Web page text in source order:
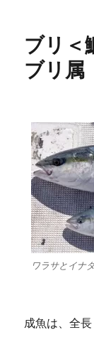
ブリ＜
ブリ属
ワラサとイナ
成魚は、全